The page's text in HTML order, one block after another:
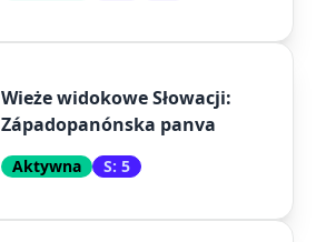
Wieże widokowe Słowacji:
Západopanónska panva
Aktywna S: 5